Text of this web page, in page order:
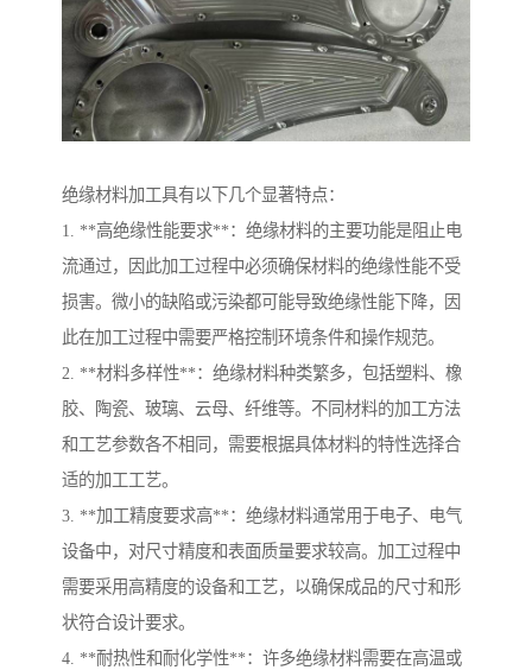
绝缘材料加工具有以下几个显著特点：
1. **高绝缘性能要求**：绝缘材料的主要功能是阻止电
流通过，因此加工过程中必须确保材料的绝缘性能不受
损害。微小的缺陷或污染都可能导致绝缘性能下降，因
此在加工过程中需要严格控制环境条件和操作规范。
2. **材料多样性**：绝缘材料种类繁多，包括塑料、橡
胶、陶瓷、玻璃、云母、纤维等。不同材料的加工方法
和工艺参数各不相同，需要根据具体材料的特性选择合
适的加工工艺。
3. **加工精度要求高**：绝缘材料通常用于电子、电气
设备中，对尺寸精度和表面质量要求较高。加工过程中
需要采用高精度的设备和工艺，以确保成品的尺寸和形
状符合设计要求。
4. **耐热性和耐化学性**：许多绝缘材料需要在高温或